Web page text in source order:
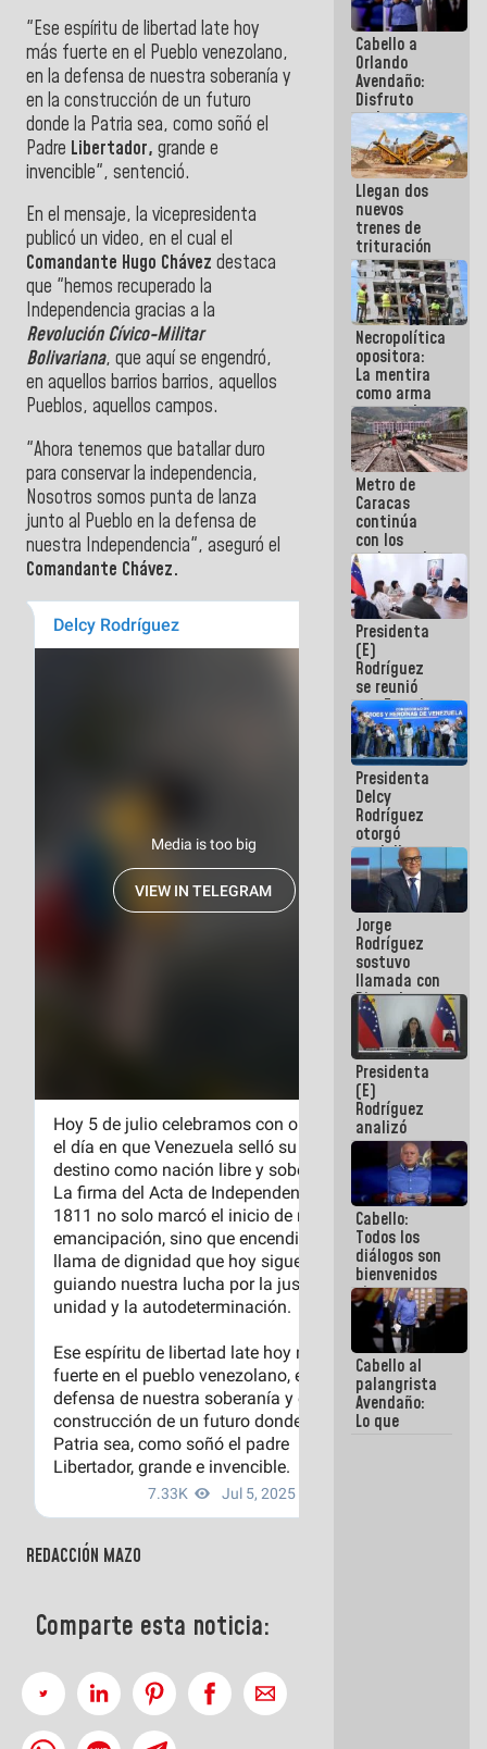
"Ese espíritu de libertad late hoy
más fuerte en el Pueblo venezolano,
en la defensa de nuestra soberanía y
en la construcción de un futuro
donde la Patria sea, como soñó el
Padre Libertador, grande e
invencible", sentenció.
En el mensaje, la vicepresidenta
publicó un video, en el cual el
Comandante Hugo Chávez destaca
que "hemos recuperado la
Independencia gracias a la
Revolución Cívico-Militar
Bolivariana, que aquí se engendró,
en aquellos barrios barrios, aquellos
Pueblos, aquellos campos.
"Ahora tenemos que batallar duro
para conservar la independencia,
Nosotros somos punta de lanza
junto al Pueblo en la defensa de
nuestra Independencia", aseguró el
Comandante Chávez.
REDACCIÓN MAZO
Comparte esta noticia:
Cabello a
Orlando
Avendaño:
Disfruto
cada vez
que escribes
porque lo
que haces
es
embarrarla
Llegan dos
nuevos
trenes de
trituración
para
optimizar
manejo de
escombros
en La Guaira
Necropolítica
opositora:
La mentira
como arma
contra el
Pueblo
Metro de
Caracas
continúa
con los
trabajos de
mantenimiento
e inspección
en la Línea 2
Presidenta
(E)
Rodríguez
se reunió
con Estado
Mayor
Eléctrico
para
abordar
planes de
acción
Presidenta
Delcy
Rodríguez
otorgó
medalla
"Héroe de
Venezuela"
a servidores
públicos
Jorge
Rodríguez
sostuvo
llamada con
Dinorah
Figuera y
acuerdan
primer
encuentro
presencial
para el
diálogo
Presidenta
(E)
Rodríguez
analizó
junto a
gobernadores
planes de
recuperación
del Sistema
Eléctrico
Nacional
Cabello:
Todos los
diálogos son
bienvenidos
siempre que
estén en el
marco de la
Constitución
de la
República
Cabello al
palangrista
Avendaño:
Lo que